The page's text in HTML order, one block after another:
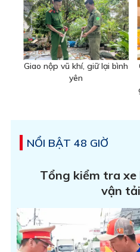
Giao nộp vũ khí, giữ lại bình
yên
NỔI BẬT 48 GIỜ
Tổng kiểm tra xe
vận tải